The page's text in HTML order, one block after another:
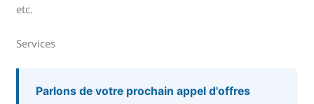
etc.
Services
Parlons de votre prochain appel d'offres